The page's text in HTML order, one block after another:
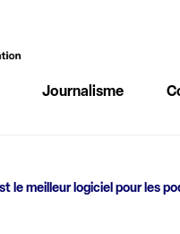
le meilleur logiciel pour les
Journalisme